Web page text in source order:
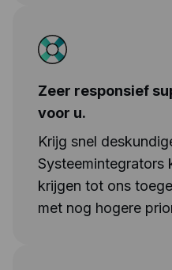
Zeer responsief
voor u.
Krijg snel
Systeemintegrators
krijgen tot ons
met nog hogere